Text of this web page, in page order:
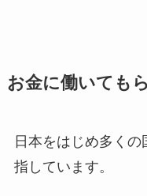
お金に働いても
日本をはじめ多く
指しています。